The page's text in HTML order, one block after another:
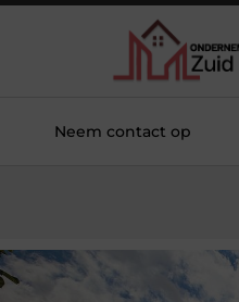
Neem contact op